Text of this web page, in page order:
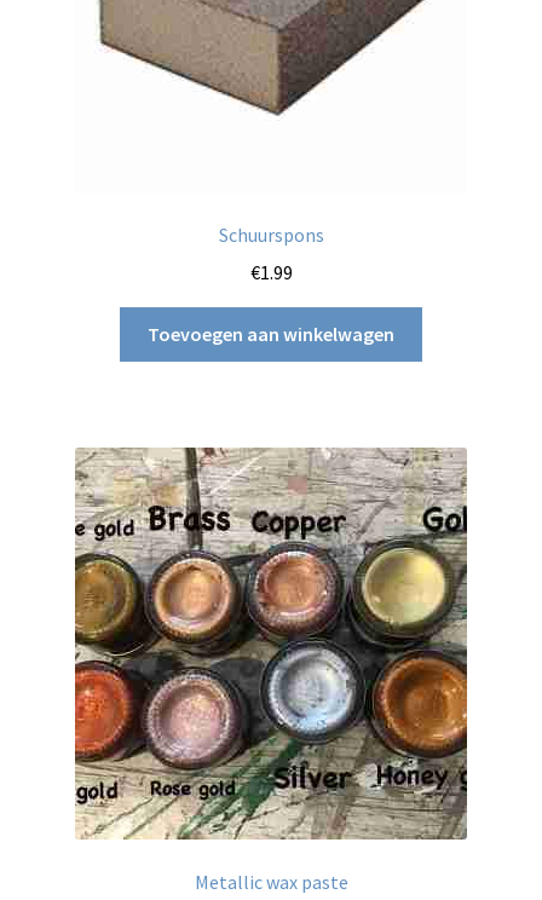
Schuurspons
€1.99
Toevoegen aan winkelwagen
Metallic wax paste